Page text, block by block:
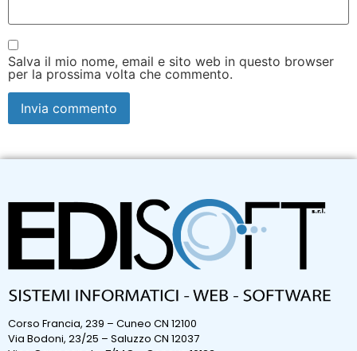
Salva il mio nome, email e sito web in questo browser
per la prossima volta che commento.
Corso Francia, 239 – Cuneo CN 12100
Via Bodoni, 23/25 – Saluzzo CN 12037